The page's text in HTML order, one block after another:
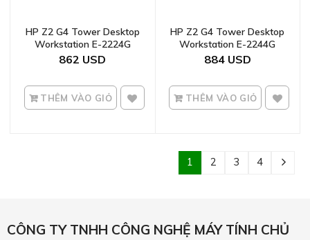
HP Z2 G4 Tower Desktop
Workstation E-2224G
862
THÊM VÀO GIỎ
HP Z2 G4 Tower Desktop
Workstation E-2244G
884
THÊM VÀO GIỎ
1 2 3 4
CÔNG TY TNHH CÔNG NGHỆ MÁY TÍNH CHỦ